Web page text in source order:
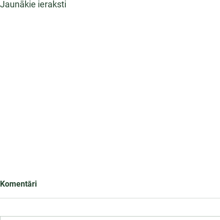
Jaunākie ieraksti
Komentāri